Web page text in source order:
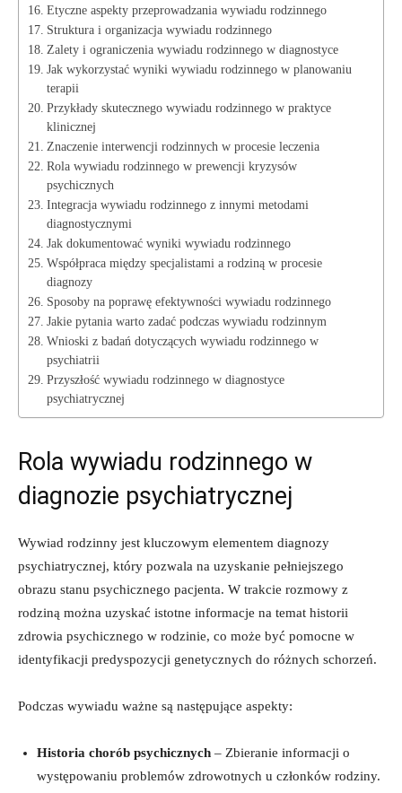
Etyczne aspekty przeprowadzania ‌wywiadu rodzinnego
Struktura i organizacja wywiadu rodzinnego
Zalety i ograniczenia⁤ wywiadu​ rodzinnego w diagnostyce
Jak wykorzystać wyniki wywiadu rodzinnego w planowaniu
terapii
Przykłady skutecznego wywiadu​ rodzinnego w ⁢praktyce
klinicznej
Znaczenie interwencji⁤ rodzinnych w procesie leczenia
Rola wywiadu rodzinnego w prewencji kryzysów
psychicznych
Integracja wywiadu rodzinnego ⁣z innymi metodami
diagnostycznymi
Jak dokumentować wyniki ⁤wywiadu⁢ rodzinnego
Współpraca​ między specjalistami a ​rodziną w procesie
diagnozy
Sposoby na poprawę efektywności wywiadu rodzinnego
Jakie pytania warto zadać podczas wywiadu rodzinnym
Wnioski ⁣z badań dotyczących wywiadu rodzinnego⁣ w‍
psychiatrii
Przyszłość wywiadu rodzinnego‌ w diagnostyce
psychiatrycznej
Rola​ wywiadu​ rodzinnego ‌w
diagnozie psychiatrycznej
Wywiad rodzinny jest kluczowym⁣ elementem diagnozy
⁣psychiatrycznej, który pozwala⁣ na uzyskanie pełniejszego
obrazu stanu‍ psychicznego pacjenta. W trakcie rozmowy z
rodziną⁣ można uzyskać istotne informacje na ⁣temat ‌historii
‌zdrowia⁣ psychicznego w rodzinie, co może być pomocne w
identyfikacji predyspozycji genetycznych do ⁣różnych schorzeń.
Podczas wywiadu ważne są następujące aspekty:
Historia‌ chorób ‌psychicznych – Zbieranie informacji o
występowaniu problemów zdrowotnych u członków rodziny.